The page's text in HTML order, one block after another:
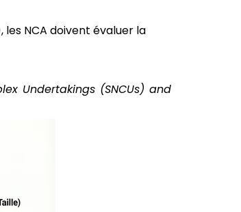
les NCA doivent évaluer la
Undertakings (SNCUs) and